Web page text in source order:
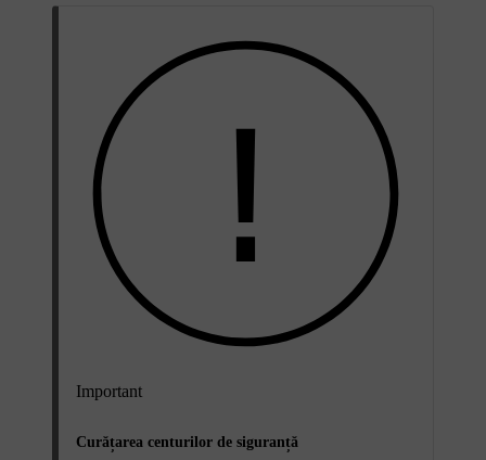
Important
Curățarea centurilor de siguranță